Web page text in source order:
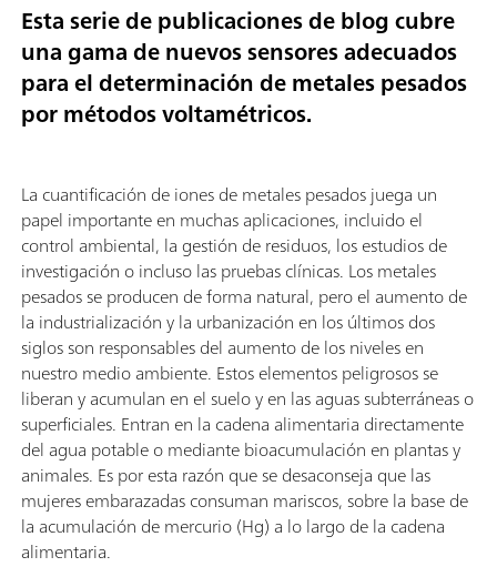
Esta serie de publicaciones de blog cubre
una gama de nuevos sensores adecuados
para eldeterminación de metales pesados
por métodos voltamétricos.
La cuantificación de iones de metales pesados juega un
papel importante en muchas aplicaciones, incluido el
control ambiental, la gestión de residuos, los estudios de
investigación o incluso las pruebas clínicas. Los metales
pesados se producen de forma natural, pero el aumento de
la industrialización y la urbanización en los últimos dos
siglos son responsables del aumento de los niveles en
nuestro medio ambiente. Estos elementos peligrosos se
liberan y acumulan en el suelo y en las aguas subterráneas o
superficiales. Entran en la cadena alimentaria directamente
del agua potable o mediante bioacumulación en plantas y
animales. Es por esta razón que se desaconseja que las
mujeres embarazadas consuman mariscos, sobre la base de
la acumulación de mercurio (Hg) a lo largo de la cadena
alimentaria.